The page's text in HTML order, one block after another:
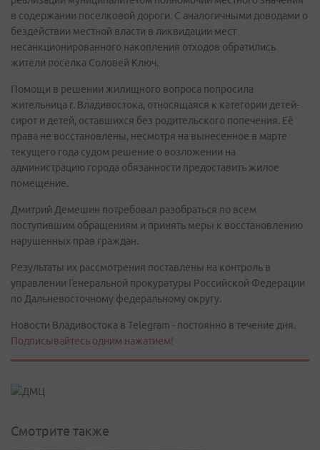
в содержании поселковой дороги. С аналогичными доводами о
бездействии местной власти в ликвидации мест
несанкционированного накопления отходов обратились
жители поселка Соловей Ключ.
Помощи в решении жилищного вопроса попросила
жительница г. Владивостока, относящаяся к категории детей-
сирот и детей, оставшихся без родительского попечения. Её
права не восстановлены, несмотря на вынесенное в марте
текущего года судом решение о возложении на
администрацию города обязанности предоставить жилое
помещение.
Дмитрий Демешин потребовал разобраться по всем
поступившим обращениям и принять меры к восстановлению
нарушенных прав граждан.
Результаты их рассмотрения поставлены на контроль в
управлении Генеральной прокуратуры Российской Федерации
по Дальневосточному федеральному округу.
Новости Владивостока в Telegram - постоянно в течение дня.
Подписывайтесь одним нажатием!
Смотрите также